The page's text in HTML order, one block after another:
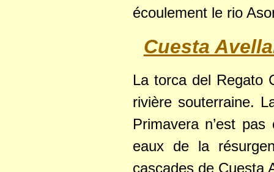
écoulement le rio
Cuesta
La torca del Regato
rivière souterraine.
Primavera n’est
eaux de la
cascades de Cuesta